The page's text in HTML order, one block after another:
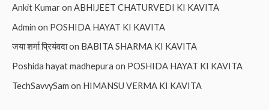
Ankit Kumaron ABHIJEET CHATURVEDI KI KAVITA
Admin on POSHIDA HAYAT KI KAVITA
जया शर्मा प्रियंवदाon BABITA SHARMA KI KAVITA
Poshida hayat madhepura on POSHIDA HAYAT KI KAVITA
TechSavvySam on HIMANSU VERMA KI KAVITA